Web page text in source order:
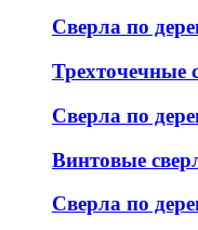
Сверла по
Трехточечные
Сверла по
Винтовые
Сверла по